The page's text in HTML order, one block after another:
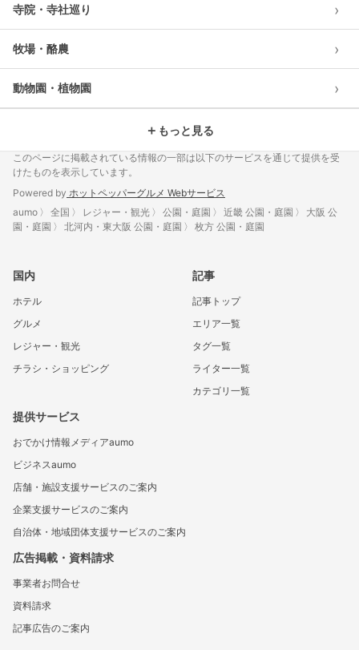
寺院・寺社巡り ›
牧場・酪農 ›
動物園・植物園 ›
＋ もっと見る
このページに掲載されている情報の一部は以下のサービスを通じて提供を受
けたものを表示しています。
Powered by ホットペッパーグルメ Webサービス
aumo
全国 レジャー・観光 公園・庭園 近畿 公園・庭園
大阪 公
園・庭園
北河内・東大阪 公園・庭園 枚方 公園・庭園
国内
ホテル
グルメ
レジャー・観光
チラシ・ショッピング
記事
記事トップ
エリア一覧
タグ一覧
ライター一覧
カテゴリ一覧
提供サービス
おでかけ情報メディアaumo
ビジネスaumo
店舗・施設支援サービスのご案内
企業支援サービスのご案内
自治体・地域団体支援サービスのご案内
広告掲載・資料請求
事業者お問合せ
資料請求
記事広告のご案内